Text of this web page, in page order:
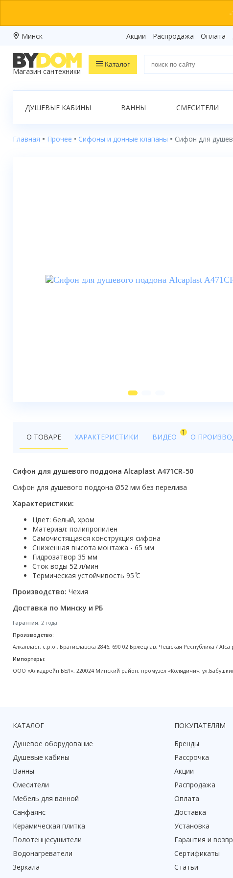
Минск Акции Распродажа Оплата
Магазин сантехники
Каталог
Распродажа
Ванны
Смесители
Кухонные мойки
Трапы
Радиаторы отопления
Котлы отопления
Аксессуары для ванной
Сифоны и донные клапаны
Люки
Дом и сад
Готовые кухни
Акции
ДУШЕВЫЕ КАБИНЫ ВАННЫ СМЕСИТЕЛИ
Главная Прочее Сифоны и донные клапаны Сифон для
О ТОВАРЕ ХАРАКТЕРИСТИКИ ВИДЕО
1
О
Сифон для душевого поддона Alcaplast A471CR-50
Сифон для душевого поддонa Ø52 мм без перелива
Характеристики:
Цвет: белый, хром
Материал: полипропилен
Самочистящаяся конструкция сифона
Сниженная высота монтажа - 65 мм
Гидрозатвор 35 мм
Сток воды 52 л/мин
Термическая устойчивость 95 ̊C
Производство: Чехия
Доставка по Минску и РБ
Гарантия: 2 года
Производство:
Алкапласт, с.р.о., Братиславска 2846, 690 02 Бржецлав, Чешская Республика /
Импортеры:
ООО «Алкадрейн БЕЛ», 220024 Минский район, промузел «Колядичи»,
КАТАЛОГ
Душевое оборудование
Душевые кабины
Ванны
Смесители
Мебель для ванной
Санфаянс
Керамическая плитка
Полотенцесушители
Водонагреватели
Зеркала
ПОКУПАТЕЛЯМ
Бренды
Рассрочка
Акции
Распродажа
Оплата
Доставка
Установка
Гарантия и
Сертификаты
Статьи